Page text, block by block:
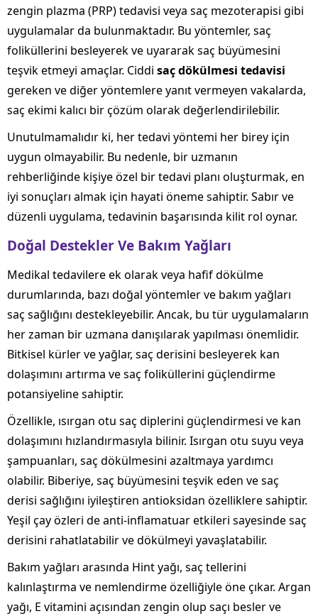
zengin plazma (PRP) tedavisi veya saç mezoterapisi gibi
uygulamalar da bulunmaktadır. Bu yöntemler, saç
foliküllerini besleyerek ve uyararak saç büyümesini
teşvik etmeyi amaçlar. Ciddi saç dökülmesi tedavisi
gereken ve diğer yöntemlere yanıt vermeyen vakalarda,
saç ekimi kalıcı bir çözüm olarak değerlendirilebilir.
Unutulmamalıdır ki, her tedavi yöntemi her birey için
uygun olmayabilir. Bu nedenle, bir uzmanın
rehberliğinde kişiye özel bir tedavi planı oluşturmak, en
iyi sonuçları almak için hayati öneme sahiptir. Sabır ve
düzenli uygulama, tedavinin başarısında kilit rol oynar.
Doğal Destekler Ve Bakım Yağları
Medikal tedavilere ek olarak veya hafif dökülme
durumlarında, bazı doğal yöntemler ve bakım yağları
saç sağlığını destekleyebilir. Ancak, bu tür uygulamaların
her zaman bir uzmana danışılarak yapılması önemlidir.
Bitkisel kürler ve yağlar, saç derisini besleyerek kan
dolaşımını artırma ve saç foliküllerini güçlendirme
potansiyeline sahiptir.
Özellikle, ısırgan otu saç diplerini güçlendirmesi ve kan
dolaşımını hızlandırmasıyla bilinir. Isırgan otu suyu veya
şampuanları, saç dökülmesini azaltmaya yardımcı
olabilir. Biberiye, saç büyümesini teşvik eden ve saç
derisi sağlığını iyileştiren antioksidan özelliklere sahiptir.
Yeşil çay özleri de anti-inflamatuar etkileri sayesinde saç
derisini rahatlatabilir ve dökülmeyi yavaşlatabilir.
Bakım yağları arasında Hint yağı, saç tellerini
kalınlaştırma ve nemlendirme özelliğiyle öne çıkar. Argan
yağı, E vitamini açısından zengin olup saçı besler ve